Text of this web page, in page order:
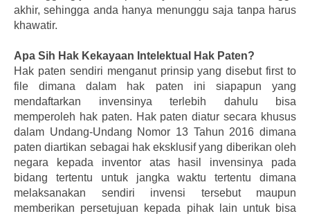
akhir, sehingga anda hanya menunggu saja tanpa harus
khawatir.
Apa Sih Hak Kekayaan Intelektual Hak Paten?
Hak paten sendiri menganut prinsip yang disebut first to
file dimana dalam hak paten ini siapapun yang
mendaftarkan invensinya terlebih dahulu bisa
memperoleh hak paten. Hak paten diatur secara khusus
dalam Undang-Undang Nomor 13 Tahun 2016 dimana
paten diartikan sebagai hak eksklusif yang diberikan oleh
negara kepada inventor atas hasil invensinya pada
bidang tertentu untuk jangka waktu tertentu dimana
melaksanakan sendiri invensi tersebut maupun
memberikan persetujuan kepada pihak lain untuk bisa